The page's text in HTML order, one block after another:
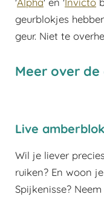
geurblokjes
geur. Niet te
Meer over
Live
Wil je liever
ruiken? En woon
Spijkenisse?